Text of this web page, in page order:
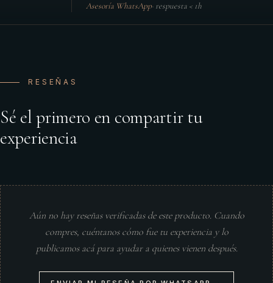
Asesoría WhatsApp· respuesta < 1h
RESEÑAS
Sé el primero en compartir tu
experiencia
Aún no hay reseñas verificadas de este producto. Cuando
compres, cuéntanos cómo fue tu experiencia y lo
publicamos acá para ayudar a quienes vienen después.